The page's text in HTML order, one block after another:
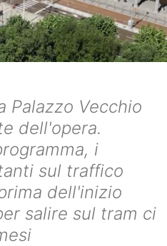
Palazzo Vecchio
dell'opera.
i
sul traffico
dell'inizio
salire sul tram ci